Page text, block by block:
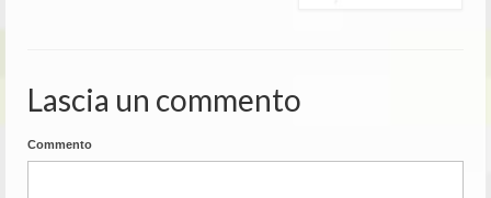
Lascia un commento
Commento